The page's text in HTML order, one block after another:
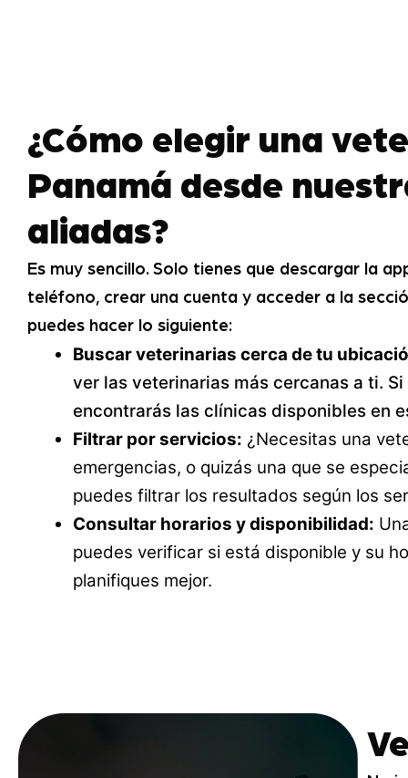
¿Cómo elegir una
Panamá desde
aliadas?
Es muy sencillo. Solo tienes que descargar la
teléfono, crear una cuenta y acceder a la
puedes hacer lo siguiente:
Buscar veterinarias cerca de tu
ver las veterinarias más cercanas a ti.
encontrarás las clínicas disponibles en
Filtrar por servicios: ¿Necesitas una
emergencias, o quizás una que se
puedes filtrar los resultados según los
Consultar horarios y disponibilidad:
puedes verificar si está disponible y su
planifiques mejor.